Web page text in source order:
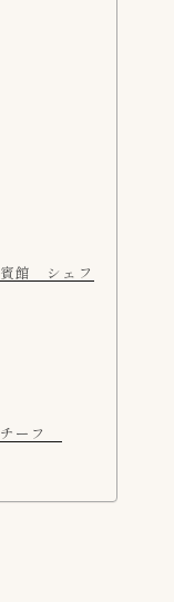
館 シェフ
ーフ